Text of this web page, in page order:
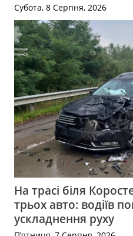
Субота, 8 Серпня, 2026
На трасі біля
трьох авто: водіїв
ускладнення руху